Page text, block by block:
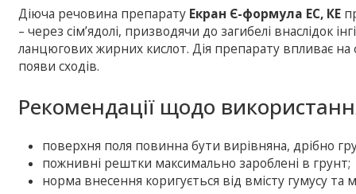
Діюча речовина препарату Екран Є-формула ЕС, КЕ
– через сім’ядолі, призводячи до загибелі внаслідок
ланцюгових жирних кислот. Дія препарату впливає на
появи сходів.
Рекомендації щодо
поверхня поля повинна бути вирівняна, дрібно
пожнивні рештки максимально зароблені в грунт;
норма внесення коригується від вмісту гумусу та